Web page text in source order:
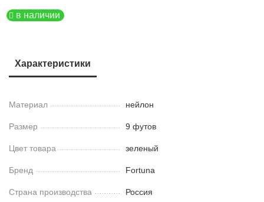
в наличии
Характеристики
Материал нейлон
Размер 9 футов
Цвет товара зеленый
Бренд Fortuna
Страна производства Россия